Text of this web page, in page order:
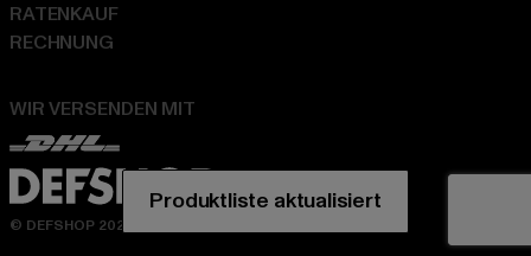
WIR VERSENDEN MIT
RATENKAUF
RECHNUNG
© DEFSHOP 2026. Alle Rechte vorbehalten